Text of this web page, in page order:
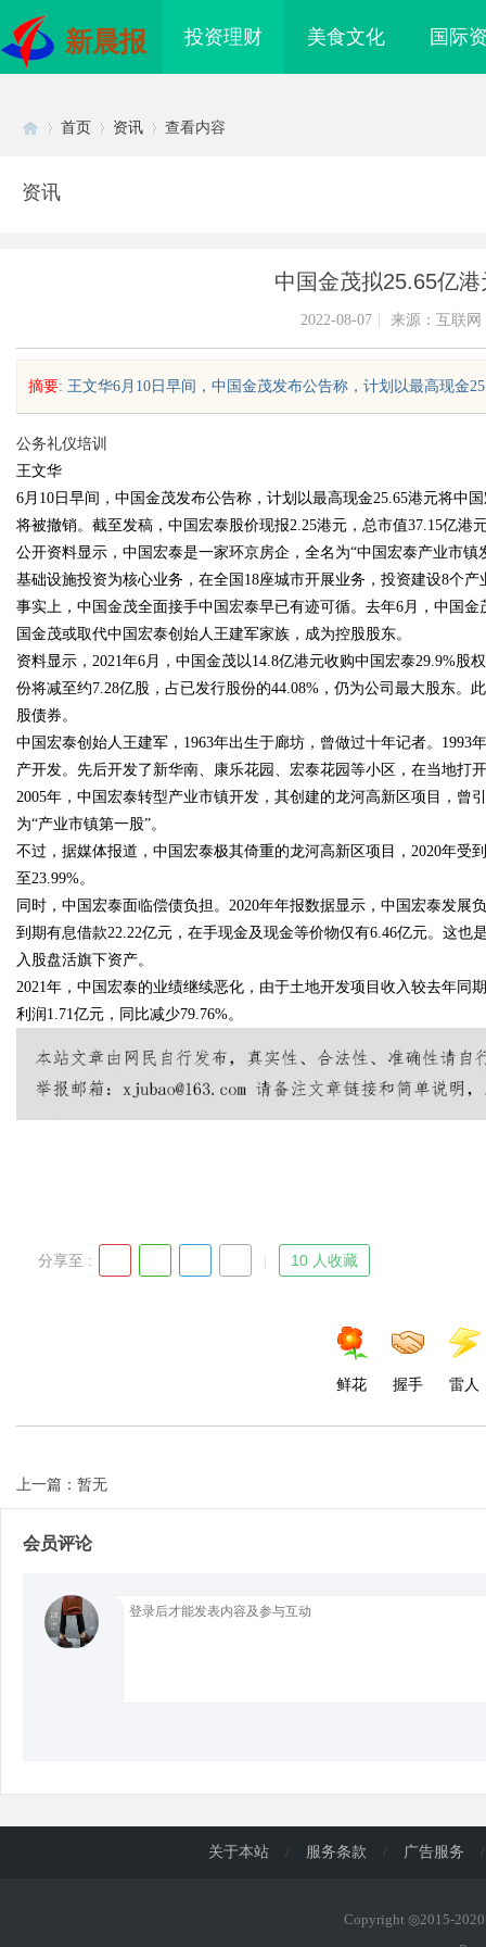
新晨报 投资理财 美食文化 国际
sc
uz
!
Bo
首页 资讯 查看内容
资讯
中国金茂拟25.65亿
2022-08-07 来源：互联网
摘要: 王文华6月10日早间，中国金茂发布公告称，计划以最高现金
公务礼仪培训
王文华
6月10日早间，中国金茂发布公告称，计划以最高现金25.65港元将中
将被撤销。截至发稿，中国宏泰股价现报2.25港元，总市值37.15亿港
公开资料显示，中国宏泰是一家环京房企，全名为“中国宏泰产业市
基础设施投资为核心业务，在全国18座城市开展业务，投资建设8个
事实上，中国金茂全面接手中国宏泰早已有迹可循。去年6月，中国
国金茂或取代中国宏泰创始人王建军家族，成为控股股东。
资料显示，2021年6月，中国金茂以14.8亿港元收购中国宏泰29.9%
份将减至约7.28亿股，占已发行股份的44.08%，仍为公司最大股东。
股债券。
中国宏泰创始人王建军，1963年出生于廊坊，曾做过十年记者。
产开发。先后开发了新华南、康乐花园、宏泰花园等小区，在当地打
2005年，中国宏泰转型产业市镇开发，其创建的龙河高新区项目，曾
为“产业市镇第一股”。
不过，据媒体报道，中国宏泰极其倚重的龙河高新区项目，2020年受
至23.99%。
同时，中国宏泰面临偿债负担。2020年年报数据显示，中国宏泰发展
到期有息借款22.22亿元，在手现金及现金等价物仅有6.46亿元。这
入股盘活旗下资产。
2021年，中国宏泰的业绩继续恶化，由于土地开发项目收入较去年同
利润1.71亿元，同比减少79.76%。
分享至 : 10 人收藏
鲜花 握手 雷人
上一篇：暂无
会员评论
配眼镜
关于本站 / 服务条款 / 广告服务 /
Copyright ◎2015-